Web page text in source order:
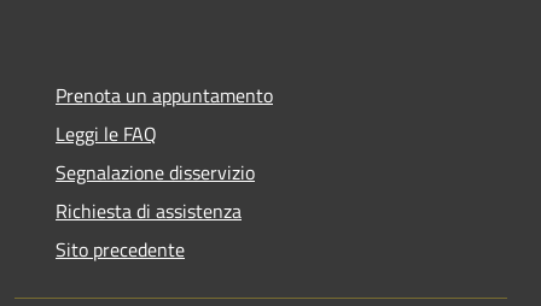
Prenota un appuntamento
Leggi le FAQ
Segnalazione disservizio
Richiesta di assistenza
Sito precedente